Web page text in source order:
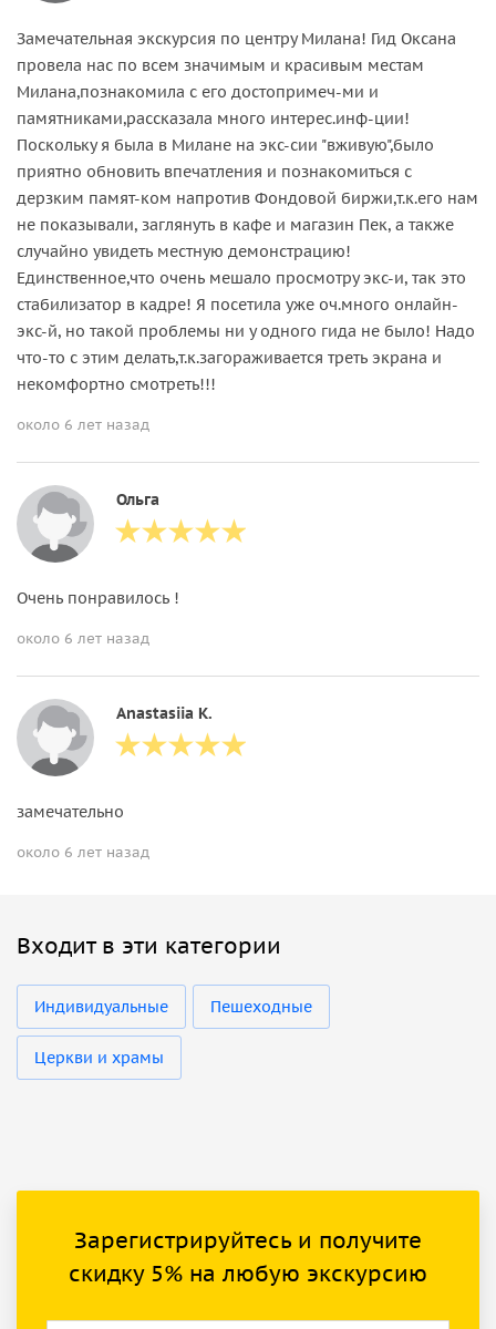
Замечательная экскурсия по центру Милана! Гид Оксана
провела нас по всем значимым и красивым местам
Милана,познакомила с его достопримеч-ми и
памятниками,рассказала много интерес.инф-ции!
Поскольку я была в Милане на экс-сии "вживую",было
приятно обновить впечатления и познакомиться с
дерзким памят-ком напротив Фондовой биржи,т.к.его нам
не показывали, заглянуть в кафе и магазин Пек, а также
случайно увидеть местную демонстрацию!
Единственное,что очень мешало просмотру экс-и, так это
стабилизатор в кадре! Я посетила уже оч.много онлайн-
экс-й, но такой проблемы ни у одного гида не было! Надо
что-то с этим делать,т.к.загораживается треть экрана и
некомфортно смотреть!!!
около 6 лет назад
Ольга
Очень понравилось !
около 6 лет назад
Anastasiia K.
замечательно
около 6 лет назад
Входит в эти категории
Индивидуальные Пешеходные
Церкви и храмы
Зарегистрируйтесь и получите
скидку 5% на любую экскурсию